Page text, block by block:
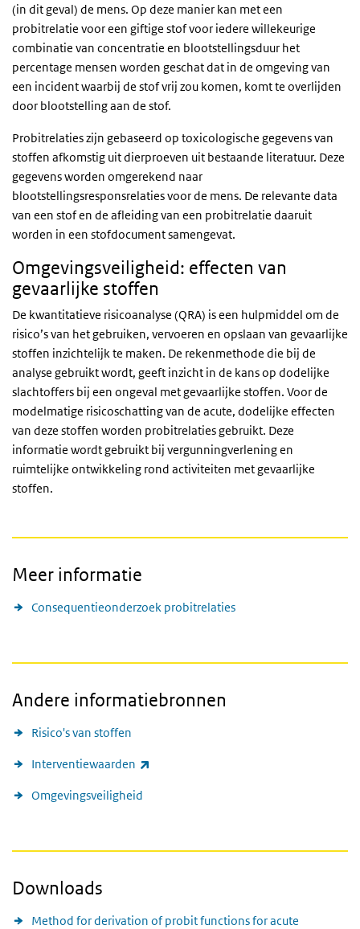
(in dit geval) de mens. Op deze manier kan met een
probitrelatie voor een giftige stof voor iedere willekeurige
combinatie van concentratie en blootstellingsduur het
percentage mensen worden geschat dat in de omgeving van
een incident waarbij de stof vrij zou komen, komt te overlijden
door blootstelling aan de stof.
Probitrelaties zijn gebaseerd op toxicologische gegevens van
stoffen afkomstig uit dierproeven uit bestaande literatuur. Deze
gegevens worden omgerekend naar
blootstellingsresponsrelaties voor de mens. De relevante data
van een stof en de afleiding van een probitrelatie daaruit
worden in een stofdocument samengevat.
Omgevingsveiligheid: effecten van
gevaarlijke stoffen
De kwantitatieve risicoanalyse (QRA) is een hulpmiddel om de
risico’s van het gebruiken, vervoeren en opslaan van gevaarlijke
stoffen inzichtelijk te maken. De rekenmethode die bij de
analyse gebruikt wordt, geeft inzicht in de kans op dodelijke
slachtoffers bij een ongeval met gevaarlijke stoffen. Voor de
modelmatige risicoschatting van de acute, dodelijke effecten
van deze stoffen worden probitrelaties gebruikt. Deze
informatie wordt gebruikt bij vergunningverlening en
ruimtelijke ontwikkeling rond activiteiten met gevaarlijke
stoffen.
Meer informatie
Consequentieonderzoek probitrelaties
Andere informatiebronnen
Risico's van stoffen
Interventiewaarden
Omgevingsveiligheid
Downloads
Method for derivation of probit functions for acute